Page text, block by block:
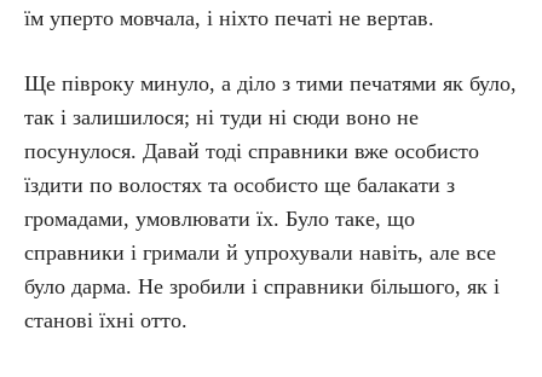
їм уперто мовчала, і ніхто печаті не вертав.
Ще півроку минуло, а діло з тими печатями як було,
так і залишилося; ні туди ні сюди воно не
посунулося. Давай тоді справники вже особисто
їздити по волостях та особисто ще балакати з
громадами, умовлювати їх. Було таке, що
справники і гримали й упрохували навіть, але все
було дарма. Не зробили і справники більшого, як і
станові їхні отто.